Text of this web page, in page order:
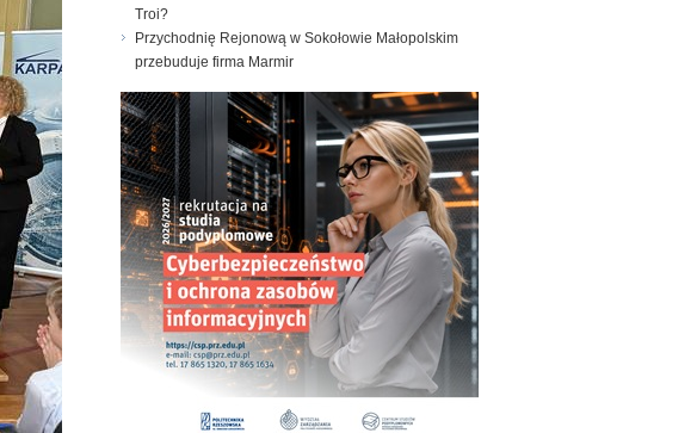
Troi?
Przychodnię Rejonową w Sokołowie Małopolskim
przebuduje firma Marmir